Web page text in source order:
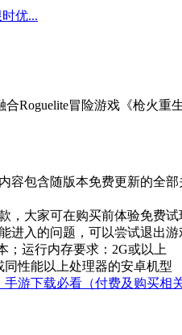
优...
合Roguelite冒险游戏《枪火
容包含随版本免费更新的全
，大家可在购买前体验免费
进入的问题，可以尝试退出游
；运行内存要求：2G或以上
同性能以上处理器的安卓机型
手游下载必看（付费及购买相